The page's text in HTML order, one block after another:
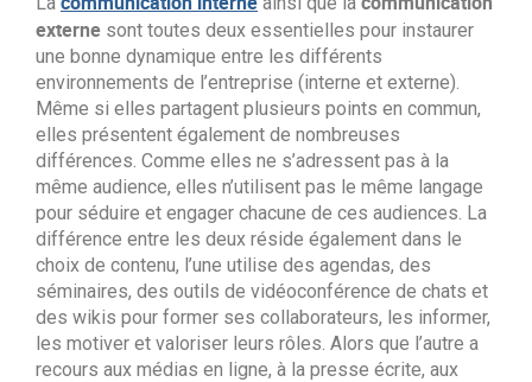
externe sont toutes deux essentielles pour instaurer
une bonne dynamique entre les différents
environnements de l’entreprise (interne et externe).
Même si elles partagent plusieurs points en commun,
elles présentent également de nombreuses
différences. Comme elles ne s’adressent pas à la
même audience, elles n’utilisent pas le même langage
pour séduire et engager chacune de ces audiences. La
différence entre les deux réside également dans le
choix de contenu, l’une utilise des agendas, des
séminaires, des outils de vidéoconférence de chats et
des wikis pour former ses collaborateurs, les informer,
les motiver et valoriser leurs rôles. Alors que l’autre a
recours aux médias en ligne, à la presse écrite, aux